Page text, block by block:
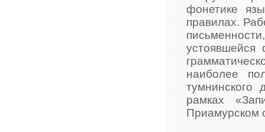
фонетике
правилах.
наиболее
тумнинского
рамках
Приамурском